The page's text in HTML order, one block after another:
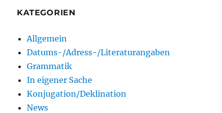
KATEGORIEN
Allgemein
Datums-/Adress-/Literaturangaben
Grammatik
In eigener Sache
Konjugation/Deklination
News